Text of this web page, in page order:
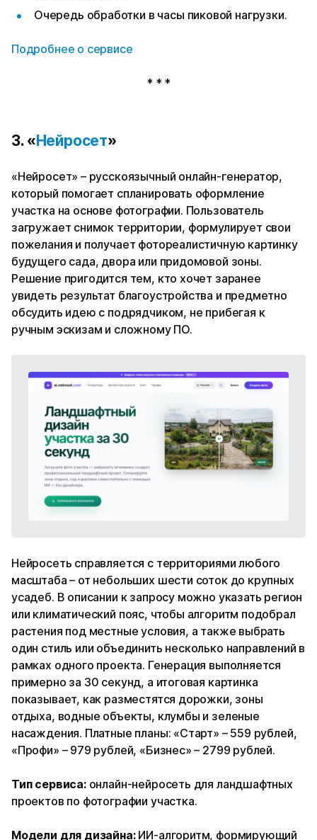
Очередь обработки в часы пиковой нагрузки.
Подробнее о сервисе
* * *
3. «Нейросет»
«Нейросет» – русскоязычный онлайн-генератор,
который помогает спланировать оформление
участка на основе фотографии. Пользователь
загружает снимок территории, формулирует свои
пожелания и получает фотореалистичную картинку
будущего сада, двора или придомовой зоны.
Решение пригодится тем, кто хочет заранее
увидеть результат благоустройства и предметно
обсудить идею с подрядчиком, не прибегая к
ручным эскизам и сложному ПО.
Нейросеть справляется с территориями любого
масштаба – от небольших шести соток до крупных
усадеб. В описании к запросу можно указать регион
или климатический пояс, чтобы алгоритм подобрал
растения под местные условия, а также выбрать
один стиль или объединить несколько направлений в
рамках одного проекта. Генерация выполняется
примерно за 30 секунд, а итоговая картинка
показывает, как разместятся дорожки, зоны
отдыха, водные объекты, клумбы и зеленые
насаждения. Платные планы: «Старт» – 559 рублей,
«Профи» – 979 рублей, «Бизнес» – 2799 рублей.
Тип сервиса:онлайн-нейросеть для ландшафтных
проектов по фотографии участка.
Модели для дизайна:ИИ-алгоритм, формирующий